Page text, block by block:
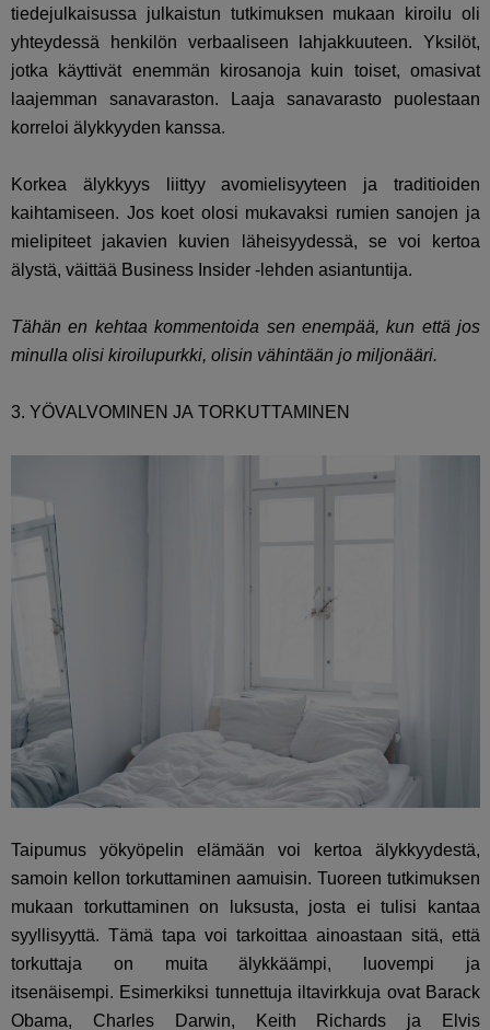
tiedejulkaisussa julkaistun tutkimuksen mukaan kiroilu oli
yhteydessä henkilön verbaaliseen lahjakkuuteen. Yksilöt,
jotka käyttivät enemmän kirosanoja kuin toiset, omasivat
laajemman sanavaraston. Laaja sanavarasto puolestaan
korreloi älykkyyden kanssa.
Korkea älykkyys liittyy avomielisyyteen ja traditioiden
kaihtamiseen. Jos koet olosi mukavaksi rumien sanojen ja
mielipiteet jakavien kuvien läheisyydessä, se voi kertoa
älystä, väittää Business Insider -lehden asiantuntija.
Tähän en kehtaa kommentoida sen enempää, kun että jos
minulla olisi kiroilupurkki, olisin vähintään jo miljonääri.
3. YÖVALVOMINEN JA TORKUTTAMINEN
Taipumus yökyöpelin elämään voi kertoa älykkyydestä,
samoin kellon torkuttaminen aamuisin.Tuoreen tutkimuksen
mukaan torkuttaminen on luksusta, josta ei tulisi kantaa
syyllisyyttä. Tämä tapa voi tarkoittaa ainoastaan sitä, että
torkuttaja on muita älykkäämpi, luovempi ja
itsenäisempi. Esimerkiksi tunnettuja iltavirkkuja ovat Barack
Obama, Charles Darwin, Keith Richards ja Elvis